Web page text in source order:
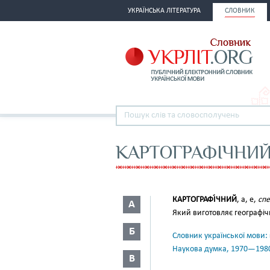
УКРАЇНСЬКА ЛІТЕРАТУРА СЛОВНИК
КАРТОГРАФІЧНИЙ
А
Б
В
КАРТОГРАФІ́ЧНИЙ, а, е,
Який виготовляє
Словник української
Наукова думка,